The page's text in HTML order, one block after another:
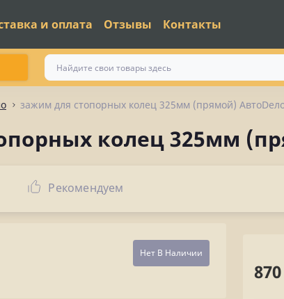
и оплата Отзывы Контакты
зажим для стопорных колец 325мм (прямой)
колец 325мм
Рекомендуем
Нет В Наличии